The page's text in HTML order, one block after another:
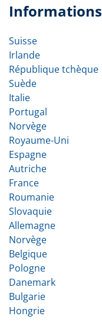
Suisse
Irlande
République tchèque
Suède
Italie
Portugal
Norvège
Royaume-Uni
Espagne
Autriche
France
Roumanie
Slovaquie
Allemagne
Norvège
Belgique
Pologne
Danemark
Bulgarie
Hongrie